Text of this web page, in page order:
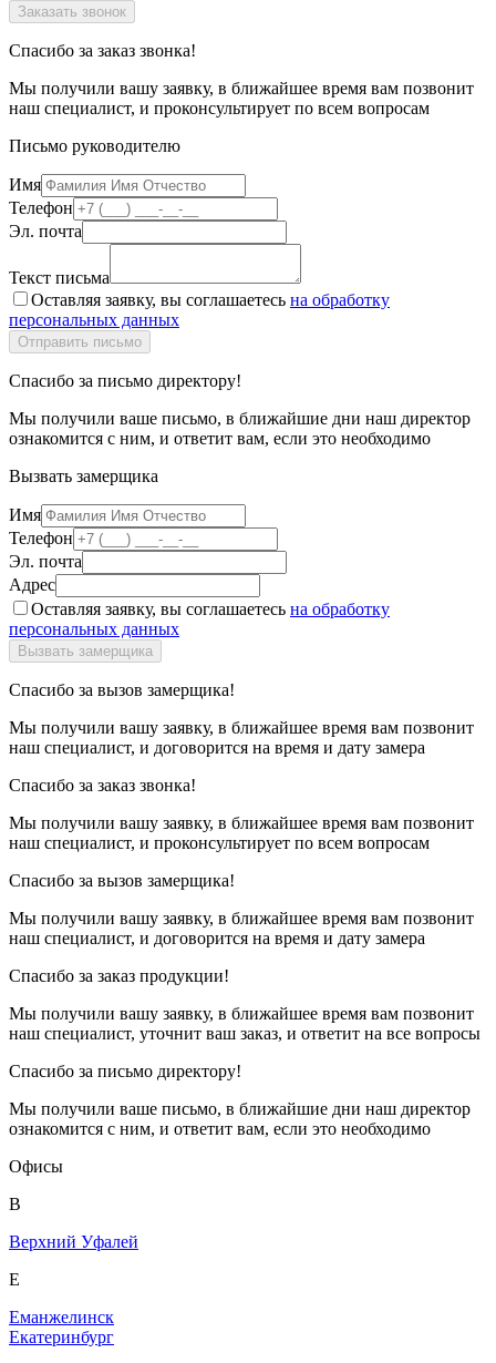
Спасибо за заказ звонка!
Мы получили вашу заявку, в ближайшее время вам позвонит
наш специалист, и проконсультирует по всем вопросам
Письмо руководителю
Имя
Телефон
Эл. почта
Текст письма
Оставляя заявку, вы соглашаетесь на обработку
персональных данных
Спасибо за письмо директору!
Мы получили ваше письмо, в ближайшие дни наш директор
ознакомится с ним, и ответит вам, если это необходимо
Вызвать замерщика
Имя
Телефон
Эл. почта
Адрес
Оставляя заявку, вы соглашаетесь на обработку
персональных данных
Спасибо за вызов замерщика!
Мы получили вашу заявку, в ближайшее время вам позвонит
наш специалист, и договорится на время и дату замера
Спасибо за заказ звонка!
Мы получили вашу заявку, в ближайшее время вам позвонит
наш специалист, и проконсультирует по всем вопросам
Спасибо за вызов замерщика!
Мы получили вашу заявку, в ближайшее время вам позвонит
наш специалист, и договорится на время и дату замера
Спасибо за заказ продукции!
Мы получили вашу заявку, в ближайшее время вам позвонит
наш специалист, уточнит ваш заказ, и ответит на все вопросы
Спасибо за письмо директору!
Мы получили ваше письмо, в ближайшие дни наш директор
ознакомится с ним, и ответит вам, если это необходимо
Офисы
В
Верхний Уфалей
Е
Еманжелинск
Екатеринбург